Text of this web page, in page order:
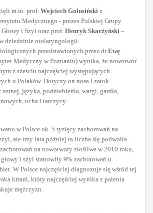
m.in. prof. Wojciech Golusiński z
Medycznego - prezes Polskiej Grupy
i Szyi oraz prof. Henryk Skarżyński –
dziedzinie otolaryngologii.
przedstawionych przez drEwę
Medyczny w Poznaniu) wynika, że nowotwór
z sześciu najczęściej występujących
u Polaków. Dotyczy on nosa i zatok
języka, podniebienia, wargi, gardła,
ucha i tarczycy.
w Polsce ok. 5 tysięcy zachorowań na
ale trzy lata później ta liczba się podwoiła.
na nowotwory złośliwe w 2010 roku,
i szyi stanowiły 9% zachorowań u
W Polsce najczęściej diagnozuje się wśród tej
krtani, który najczęściej wynika z palenia
mężczyzn.